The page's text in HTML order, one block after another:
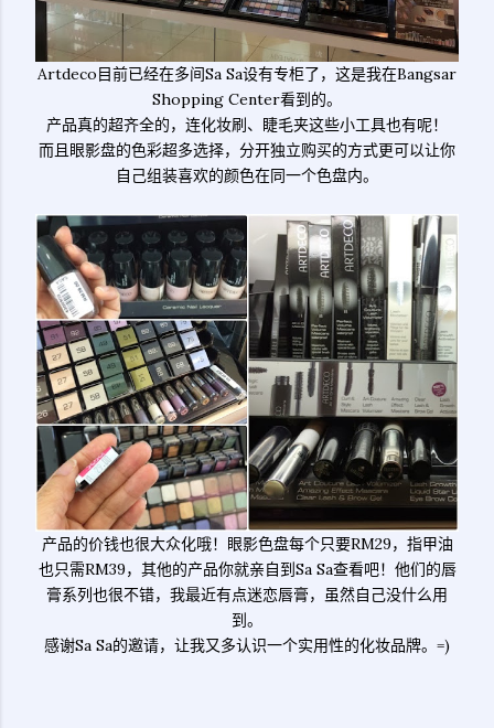
Artdeco目前已经在多间Sa Sa设有专柜了，这是我在Bangsar
Shopping Center看到的。
产品真的超齐全的，连化妆刷、睫毛夹这些小工具也有呢！
而且眼影盘的色彩超多选择，分开独立购买的方式更可以让你
自己组装喜欢的颜色在同一个色盘内。
产品的价钱也很大众化哦！眼影色盘每个只要RM29，指甲油
也只需RM39，其他的产品你就亲自到Sa Sa查看吧！他们的唇
膏系列也很不错，我最近有点迷恋唇膏，虽然自己没什么用
到。
感谢Sa Sa的邀请，让我又多认识一个实用性的化妆品牌。=)